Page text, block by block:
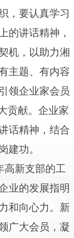
，要认真学习
的讲话精神，
机，以助力湘
主题、有内容
领企业家会员
贡献。企业家
话精神，结合
建功。
高新支部的工
业的发展指明
和向心力。新
广大会员，凝